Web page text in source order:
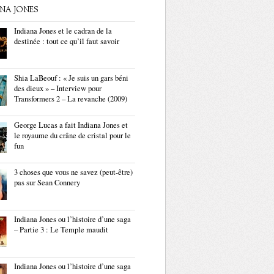
JONES
Indiana Jones et le cadran de la
destinée : tout ce qu’il faut savoir
Shia LaBeouf : « Je suis un gars béni
des dieux » – Interview pour
Transformers 2 – La revanche (2009)
George Lucas a fait Indiana Jones et
le royaume du crâne de cristal pour le
fun
3 choses que vous ne savez (peut-être)
pas sur Sean Connery
Indiana Jones ou l’histoire d’une saga
– Partie 3 : Le Temple maudit
Indiana Jones ou l’histoire d’une saga